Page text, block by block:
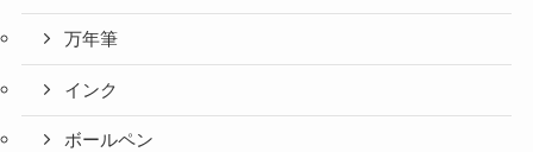
万年筆
インク
ボールペン